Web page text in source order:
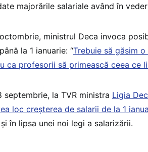
majorările salariale având în
ministrul Deca invoca
la 1 ianuarie: “Trebuie să găsim
ca profesorii să primească ceea ce
septembrie, la TVR ministra Ligia
loc creșterea de salarii de la 1
în lipsa unei noi legi a salarizării.